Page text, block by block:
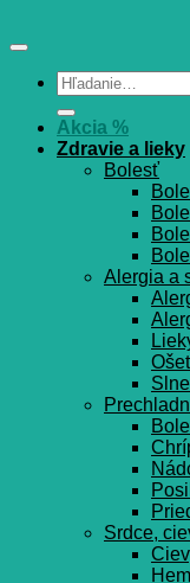
Hľadať:
Akcia %
Zdravie a lieky
Bolesť
Alergia a
Srdce,